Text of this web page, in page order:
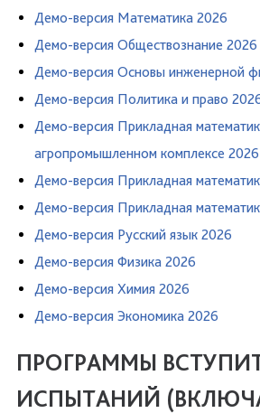
Демо-версия Математика 2026
Демо-версия Обществознание 2026
Демо-версия Основы инженерной
Демо-версия Политика и право
Демо-версия Прикладная
агропромышленном комплексе 2026
Демо-версия Прикладная
Демо-версия Прикладная
Демо-версия Русский язык 2026
Демо-версия Физика 2026
Демо-версия Химия 2026
Демо-версия Экономика 2026
ПРОГРАММЫ
ИСПЫТАНИЙ